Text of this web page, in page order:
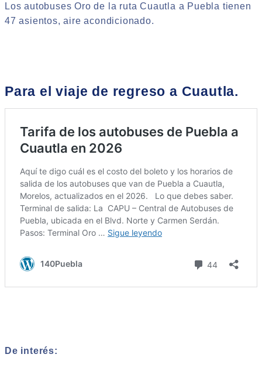
Los autobuses Oro de la ruta Cuautla a Puebla tienen
47 asientos, aire acondicionado.
Para el viaje de regreso a Cuautla.
De interés: